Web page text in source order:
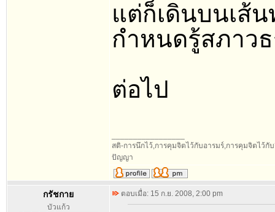
แต่ก็เดินบนเส้
กำหนดรู้สภาว
ต่อไป
สติ-การนึกไว้,การคุมจิตไว้กับอารมร์,การคุมจิตไว้
ปัญญา
กรัชกาย
บัวแก้ว
ตอบเมื่อ: 15 ก.ย. 2008, 2:00 pm